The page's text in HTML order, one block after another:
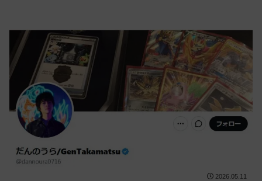
2026.05.11